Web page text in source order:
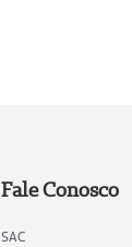
Fale Conosco
SAC